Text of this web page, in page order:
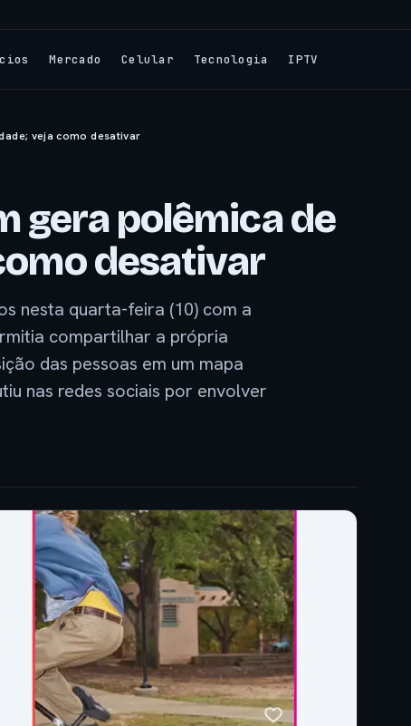
Mercado Celular Tecnologia IPTV
veja como desativar
gera polêmica de
desativar
nesta quarta-feira (10) com a
compartilhar a própria
das pessoas em um mapa
nas redes sociais por envolver